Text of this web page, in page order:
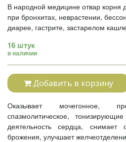
В народной медицине отвар корня
при бронхитах, неврастении,
диарее, гастрите, застарелом
16 штук
в наличии
Добавить в корзину
Оказывает мочегонное,
спазмолитическое,
деятельность сердца,
брожения, улучшает